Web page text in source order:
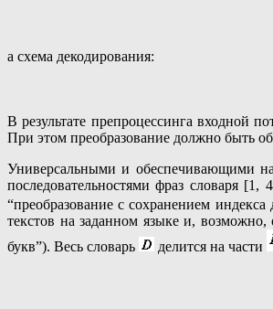
а схема декодирования:
В результате препроцессинга входной
При этом преобразование должно быть
Универсальными и обеспечивающими
последовательностями фраз словаря
“преобразование с сохранением
текстов на заданном языке и,
букв”). Весь словарь
делится на части